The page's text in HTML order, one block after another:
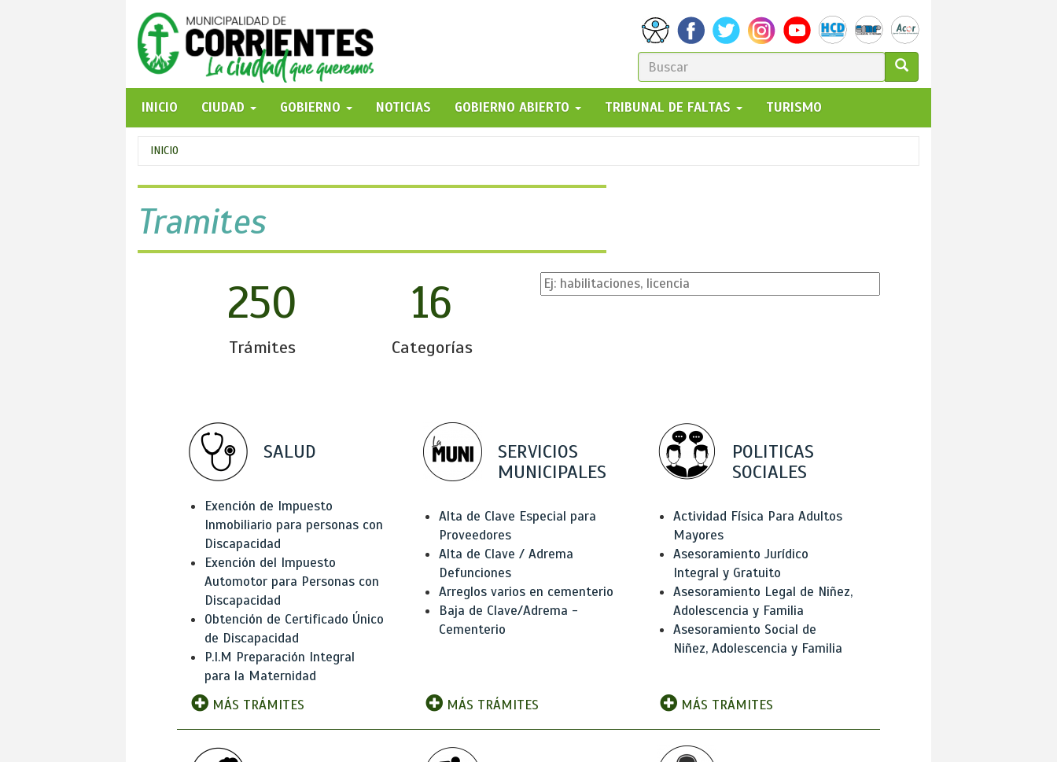
FORMULARIO
DE
BÚSQUEDA
GO!
INICIO
CIUDAD GOBIERNO NOTICIAS GOBIERNO ABIERTO TRIBUNAL DE FALTAS TURISMO
Se
encuentra
usted
aquí
INICIO
Tramites
250
Trámites
16
Categorías
SALUD
Exención de Impuesto
Inmobiliario para personas con
Discapacidad
Exención del Impuesto
Automotor para Personas con
Discapacidad
Obtención de Certificado Único
de Discapacidad
P.I.M Preparación Integral
para la Maternidad
MÁS TRÁMITES
SERVICIOS
MUNICIPALES
Alta de Clave Especial para
Proveedores
Alta de Clave / Adrema
Defunciones
Arreglos varios en cementerio
Baja de Clave/Adrema -
Cementerio
MÁS TRÁMITES
POLITICAS
SOCIALES
Actividad Física Para Adultos
Mayores
Asesoramiento Jurídico
Integral y Gratuito
Asesoramiento Legal de Niñez,
Adolescencia y Familia
Asesoramiento Social de
Niñez, Adolescencia y Familia
MÁS TRÁMITES